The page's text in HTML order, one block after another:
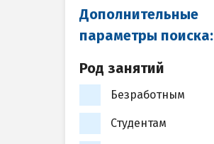
Дополнительные
параметры поиска:
Род занятий
Безработным
Студентам